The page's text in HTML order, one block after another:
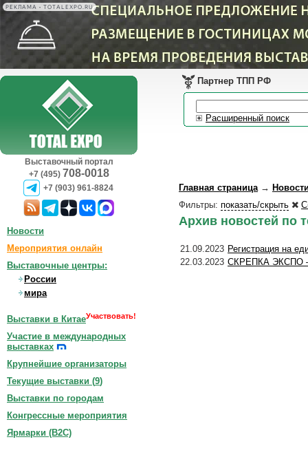
РЕКЛАМА • TOTALEXPO.RU
Выставочный портал
+7 (495) 708-0018
+7 (903) 961-8824
Партнер ТПП РФ
Расширенный поиск
Главная страница→
Фильтры: показать/скрыть
Архив новостей по
21.09.2023 Регистрация на
22.03.2023 СКРЕПКА ЭКСПО –
Новости
Мероприятия онлайн
Выставочные центры:
России
мира
Выставки в КитаеУчаствовать!
Участие в международных
выставках
Крупнейшие организаторы
Текущие выставки (9)
Выставки по городам
Конгрессные мероприятия
Ярмарки (B2C)